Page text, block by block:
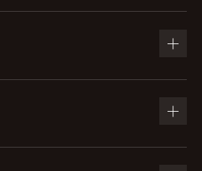
の取扱いの委託について
取扱いの全部又は、一部を委託する